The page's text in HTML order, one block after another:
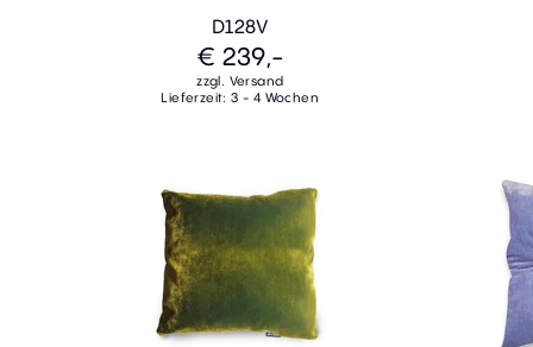
D128V
€ 239,-
zzgl. Versand
Lieferzeit: 3 - 4 Wochen